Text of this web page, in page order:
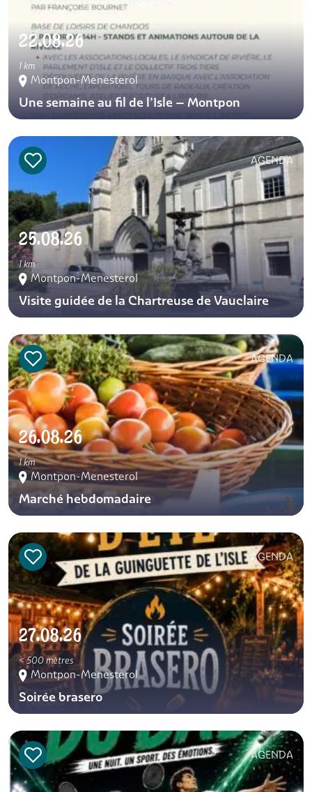
22.08.26
1 km
Montpon-Menesterol
Une semaine au fil de l’Isle – Montpon
AGENDA
25.08.26
1 km
Montpon-Menesterol
Visite guidée de la Chartreuse de Vauclaire
AGENDA
26.08.26
1 km
Montpon-Menesterol
Marché hebdomadaire
AGENDA
27.08.26
< 500 mètres
Montpon-Menesterol
Soirée brasero
AGENDA